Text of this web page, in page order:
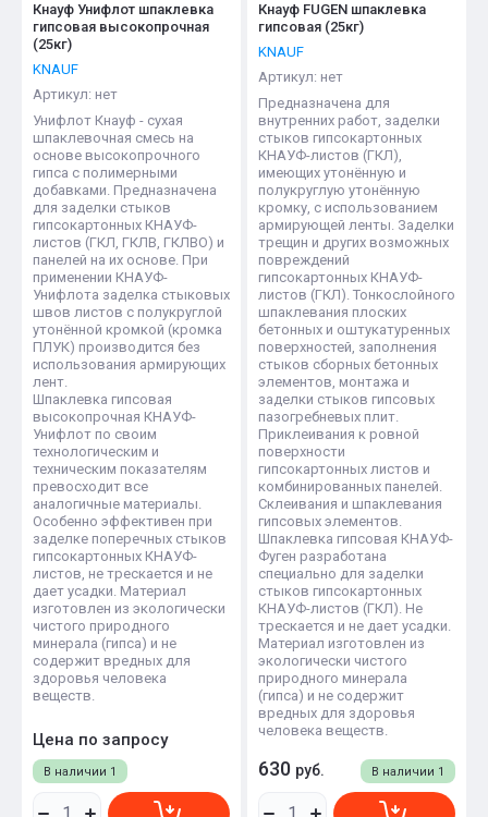
Кнауф Унифлот шпаклевка
гипсовая высокопрочная
(25кг)
KNAUF
Артикул: нет
Унифлот Кнауф - сухая
шпаклевочная смесь на
основе высокопрочного
гипса с полимерными
добавками. Предназначена
для заделки стыков
гипсокартонных КНАУФ-
листов (ГКЛ, ГКЛВ, ГКЛВО) и
панелей на их основе. При
применении КНАУФ-
Унифлота заделка стыковых
швов листов с полукруглой
утонённой кромкой (кромка
ПЛУК) производится без
использования армирующих
лент.
Шпаклевка гипсовая
высокопрочная КНАУФ-
Унифлот по своим
технологическим и
техническим показателям
превосходит все
аналогичные материалы.
Особенно эффективен при
заделке поперечных стыков
гипсокартонных КНАУФ-
листов, не трескается и не
дает усадки. Материал
изготовлен из экологически
чистого природного
минерала (гипса) и не
содержит вредных для
здоровья человека
веществ.
В наличии 1
Цена по запросу
Кнауф FUGEN шпаклевка
гипсовая (25кг)
KNAUF
Артикул: нет
Предназначена для
внутренних работ, заделки
стыков гипсокартонных
КНАУФ-листов (ГКЛ),
имеющих утонённую и
полукруглую утонённую
кромку, с использованием
армирующей ленты. Заделки
трещин и других возможных
повреждений
гипсокартонных КНАУФ-
листов (ГКЛ). Тонкослойного
шпаклевания плоских
бетонных и оштукатуренных
поверхностей, заполнения
стыков сборных бетонных
элементов, монтажа и
заделки стыков гипсовых
пазогребневых плит.
Приклеивания к ровной
поверхности
гипсокартонных листов и
комбинированных панелей.
Склеивания и шпаклевания
гипсовых элементов.
Шпаклевка гипсовая КНАУФ-
Фуген разработана
специально для заделки
стыков гипсокартонных
КНАУФ-листов (ГКЛ). Не
трескается и не дает усадки.
Материал изготовлен из
экологически чистого
природного минерала
(гипса) и не содержит
вредных для здоровья
человека веществ.
В наличии 1
630 руб.